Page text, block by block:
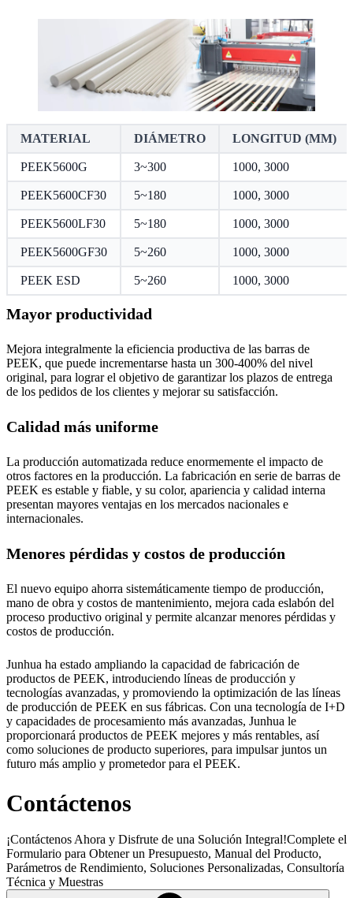
MATERIAL DIÁMETRO LONGITUD (MM)
PEEK5600G 3~300 1000, 3000
PEEK5600CF30 5~180 1000, 3000
PEEK5600LF30 5~180 1000, 3000
PEEK5600GF30 5~260 1000, 3000
PEEK ESD 5~260 1000, 3000
Mayor productividad
Mejora integralmente la eficiencia productiva de las barras de
PEEK, que puede incrementarse hasta un 300-400% del nivel
original, para lograr el objetivo de garantizar los plazos de entrega
de los pedidos de los clientes y mejorar su satisfacción.
Calidad más uniforme
La producción automatizada reduce enormemente el impacto de
otros factores en la producción. La fabricación en serie de barras de
PEEK es estable y fiable, y su color, apariencia y calidad interna
presentan mayores ventajas en los mercados nacionales e
internacionales.
Menores pérdidas y costos de producción
El nuevo equipo ahorra sistemáticamente tiempo de producción,
mano de obra y costos de mantenimiento, mejora cada eslabón del
proceso productivo original y permite alcanzar menores pérdidas y
costos de producción.
Junhua ha estado ampliando la capacidad de fabricación de
productos de PEEK, introduciendo líneas de producción y
tecnologías avanzadas, y promoviendo la optimización de las líneas
de producción de PEEK en sus fábricas. Con una tecnología de I+D
y capacidades de procesamiento más avanzadas, Junhua le
proporcionará productos de PEEK mejores y más rentables, así
como soluciones de producto superiores, para impulsar juntos un
futuro más amplio y prometedor para el PEEK.
Contáctenos
¡Contáctenos Ahora y Disfrute de una Solución Integral!Complete el
Formulario para Obtener un Presupuesto, Manual del Producto,
Parámetros de Rendimiento, Soluciones Personalizadas, Consultoría
Técnica y Muestras